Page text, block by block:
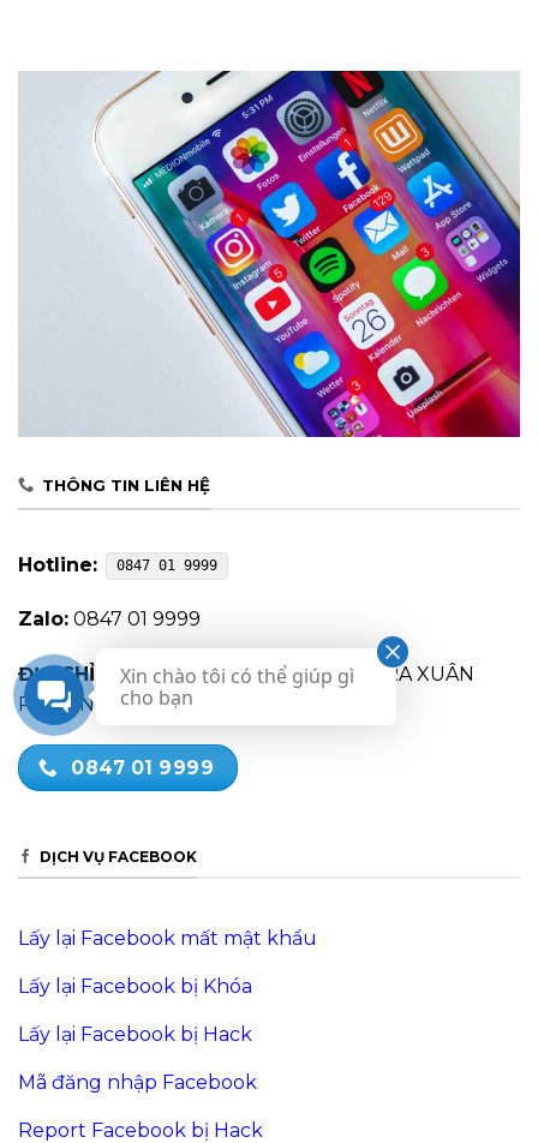
THÔNG TIN LIÊN HỆ
Hotline: 0847 01 9999
Zalo: 0847 01 9999
ĐỊA CHỈ:
OV14.6 KHU ĐÔ THỊ VIGLACERA XUÂN
PHƯƠNG, NAM TỪ LIÊM, HÀ NỘI
0847 01 9999
DỊCH VỤ FACEBOOK
Lấy lại Facebook mất mật khẩu
Lấy lại Facebook bị Khóa
Lấy lại Facebook bị Hack
Mã đăng nhập Facebook
Report Facebook bị Hack
Xin chào tôi có thể giúp gì
cho bạn